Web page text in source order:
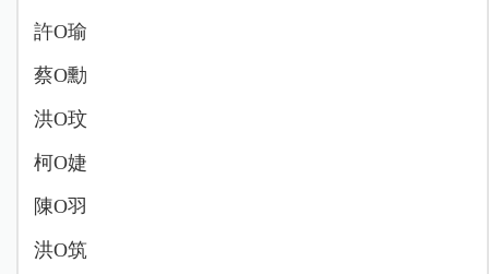
許O瑜
蔡O勳
洪O玟
柯O婕
陳O羽
洪O筑